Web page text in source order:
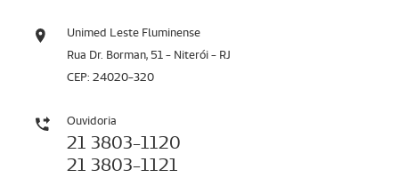
Unimed Leste Fluminense
Rua Dr. Borman, 51 - Niterói - RJ
CEP: 24020-320
Ouvidoria
21 3803-1120
21 3803-1121